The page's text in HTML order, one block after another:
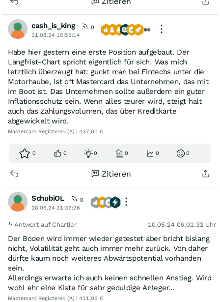
cash_is_king
0
31.08.24 15:55:14
Habe hier gestern eine erste Position aufgebaut. Der
Langfrist-Chart spricht eigentlich für sich. Was mich
letztlich überzeugt hat: guckt man bei Fintechs unter die
Motorhaube, ist oft Mastercard das Unternehmen, das mit
im Boot ist. Das Unternehmen sollte außerdem ein guter
Inflationsschutz sein. Wenn alles teurer wird, steigt halt
auch das Zahlungsvolumen, das über Kreditkarte
abgewickelt wird.
Mastercard Registered (A) | 437,00 €
0 0 0 0 0 0
Zitieren
SchubiOL
0
28.06.24 21:39:26
Antwort auf Chartier 10.05.24 06:01:32 Uhr
Der Boden wird immer wieder getestet aber bricht bislang
nicht, Volatilität geht auch immer mehr zurück. Von daher
dürfte kaum noch weiteres Abwärtspotential vorhanden
sein.
Allerdings erwarte ich auch keinen schnellen Anstieg. Wird
wohl ehr eine Kiste für sehr geduldige Anleger…
Mastercard Registered (A) | 411,05 €